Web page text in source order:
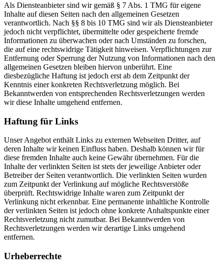
Als Diensteanbieter sind wir gemäß § 7 Abs. 1 TMG für eigene
Inhalte auf diesen Seiten nach den allgemeinen Gesetzen
verantwortlich. Nach §§ 8 bis 10 TMG sind wir als Diensteanbieter
jedoch nicht verpflichtet, übermittelte oder gespeicherte fremde
Informationen zu überwachen oder nach Umständen zu forschen,
die auf eine rechtswidrige Tätigkeit hinweisen. Verpflichtungen zur
Entfernung oder Sperrung der Nutzung von Informationen nach den
allgemeinen Gesetzen bleiben hiervon unberührt. Eine
diesbezügliche Haftung ist jedoch erst ab dem Zeitpunkt der
Kenntnis einer konkreten Rechtsverletzung möglich. Bei
Bekanntwerden von entsprechenden Rechtsverletzungen werden
wir diese Inhalte umgehend entfernen.
Haftung für Links
Unser Angebot enthält Links zu externen Webseiten Dritter, auf
deren Inhalte wir keinen Einfluss haben. Deshalb können wir für
diese fremden Inhalte auch keine Gewähr übernehmen. Für die
Inhalte der verlinkten Seiten ist stets der jeweilige Anbieter oder
Betreiber der Seiten verantwortlich. Die verlinkten Seiten wurden
zum Zeitpunkt der Verlinkung auf mögliche Rechtsverstöße
überprüft. Rechtswidrige Inhalte waren zum Zeitpunkt der
Verlinkung nicht erkennbar. Eine permanente inhaltliche Kontrolle
der verlinkten Seiten ist jedoch ohne konkrete Anhaltspunkte einer
Rechtsverletzung nicht zumutbar. Bei Bekanntwerden von
Rechtsverletzungen werden wir derartige Links umgehend
entfernen.
Urheberrechte